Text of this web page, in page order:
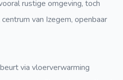
rustige omgeving, toch
van Izegem, openbaar
via vloerverwarming